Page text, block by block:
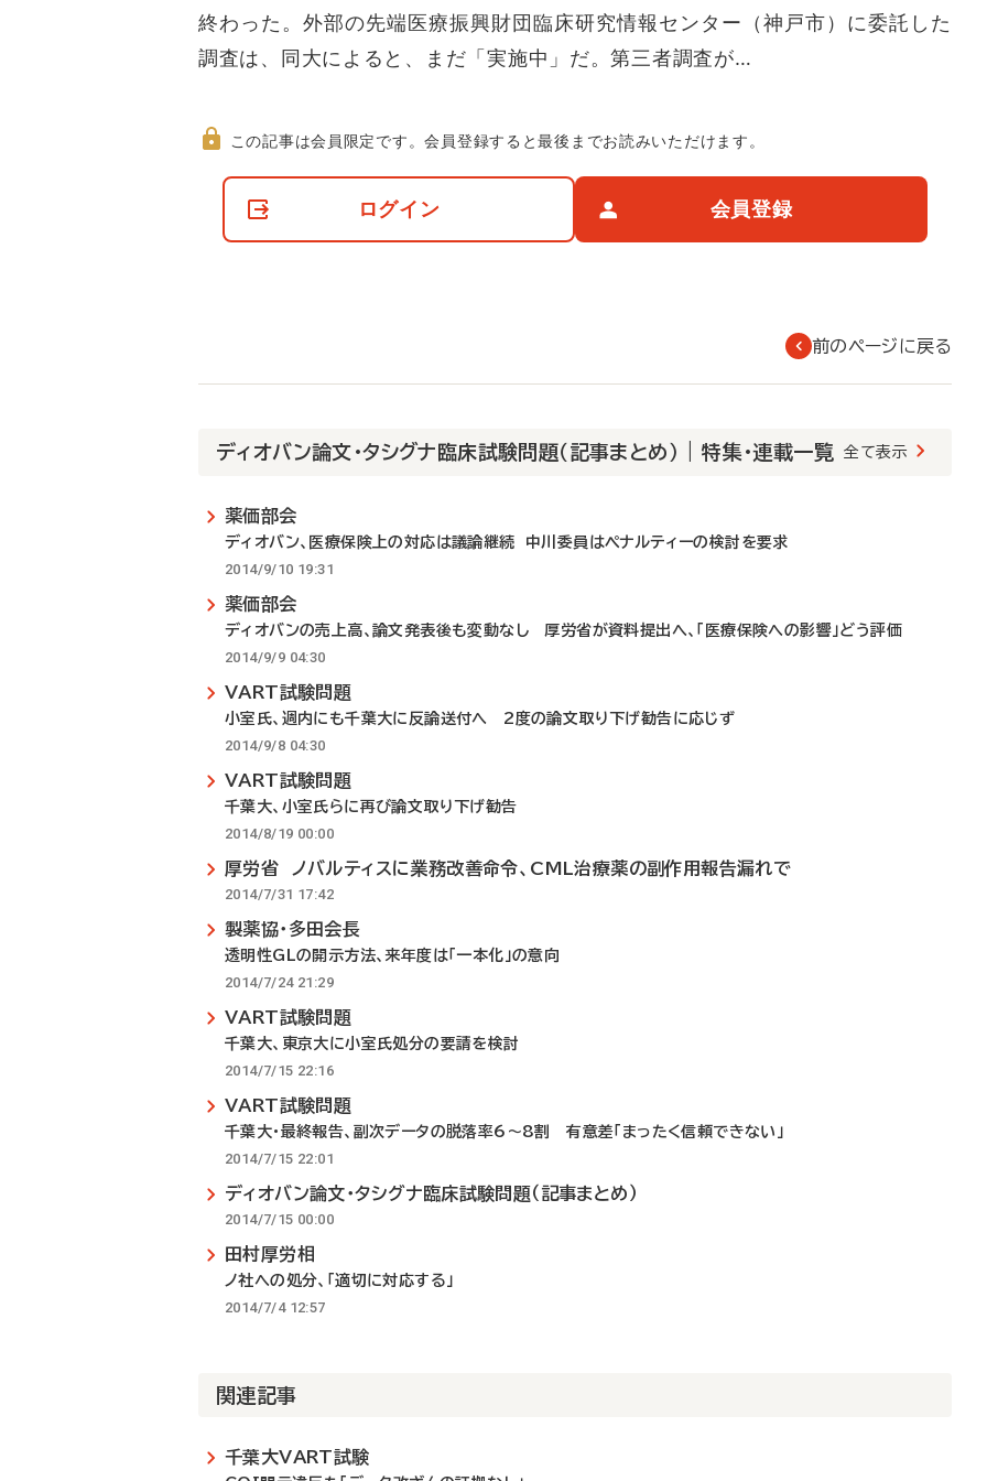
終わった。外部の先端医療振興財団臨床研究情報センター（神戸市）に委託した
調査は、同大によると、まだ「実施中」だ。第三者調査が…
て
この記事は会員限定です。会員登録すると最後までお読みいただけます。
ログイン 会員登録
前のページに戻る
ディオバン論文・タシグナ臨床試験問題（記事まとめ） | 特集・連載一覧 全て表示
薬価部会
ディオバン、医療保険上の対応は議論継続 中川委員はペナルティーの検討を要求
2014/9/10 19:31
薬価部会
ディオバンの売上高、論文発表後も変動なし 厚労省が資料提出へ、「医療保険への影響」どう評価
2014/9/9 04:30
VART試験問題
小室氏、週内にも千葉大に反論送付へ 2度の論文取り下げ勧告に応じず
2014/9/8 04:30
VART試験問題
千葉大、小室氏らに再び論文取り下げ勧告
2014/8/19 00:00
厚労省 ノバルティスに業務改善命令、CML治療薬の副作用報告漏れで
2014/7/31 17:42
製薬協・多田会長
透明性GLの開示方法、来年度は「一本化」の意向
2014/7/24 21:29
VART試験問題
千葉大、東京大に小室氏処分の要請を検討
2014/7/15 22:16
VART試験問題
千葉大・最終報告、副次データの脱落率6～8割 有意差「まったく信頼できない」
2014/7/15 22:01
ディオバン論文・タシグナ臨床試験問題（記事まとめ）
2014/7/15 00:00
田村厚労相
ノ社への処分、「適切に対応する」
2014/7/4 12:57
関連記事
千葉大VART試験